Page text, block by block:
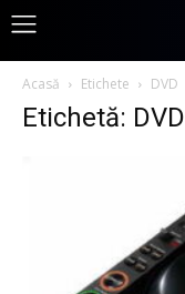
Acasă Etichete DVD
Etichetă: DVD